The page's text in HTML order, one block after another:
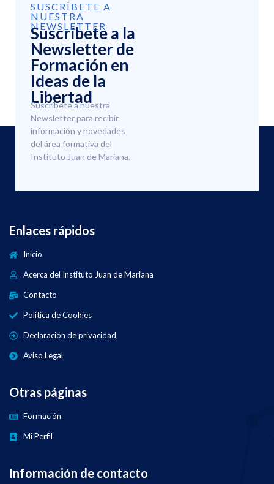
SUSCRÍBETE A
NUESTRA
NEWSLETTER
Suscríbete a la
Newsletter de
Formación en
Ideas de la
Libertad
Suscríbete a nuestra
Newsletter para recibir
información y novedades
del área formativa del
Instituto Juan de Mariana.
Enlaces rápidos
Inicio
Acerca del Instituto Juan de Mariana
Contacto
Política de Cookies
Declaración de privacidad
Aviso Legal
Otras páginas
Formación
Mi Perfil
Información de contacto